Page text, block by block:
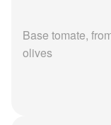
Base tomate,
olives